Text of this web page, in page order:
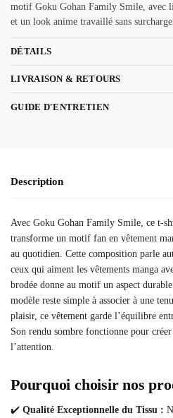
motif Goku Gohan Family Smile, avec
et un look anime travaillé sans surcharge.
DÉTAILS
LIVRAISON & RETOURS
GUIDE D'ENTRETIEN
Description
Avec Goku Gohan Family Smile, ce t-
transforme un motif fan en vêtement
au quotidien. Cette composition parle
ceux qui aiment les vêtements manga
brodée donne au motif un aspect
modèle reste simple à associer à une
plaisir, ce vêtement garde l’équilibre
Son rendu sombre fonctionne pour
l’attention.
Pourquoi choisir nos
✔️ Qualité Exceptionnelle du Tissu :